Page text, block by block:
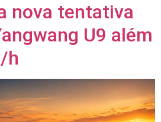
nova tentativa
U9 além
h